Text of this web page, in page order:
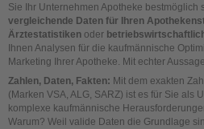
Sie Ihr Unternehmen Apotheke bestmöglich
vergleichende Daten für Ihren
Ärztestatistiken oder
Ihnen Analysen für die kaufmännische
Marketing Ihrer Apotheke. Mit echter
Zahlen, Daten, Fakten: Mit dem exakten
(Marken VSA, ALG, SARZ) ist es für Sie als
komplexe kaufmännische
Warum? Weil valide Daten die Grundlage